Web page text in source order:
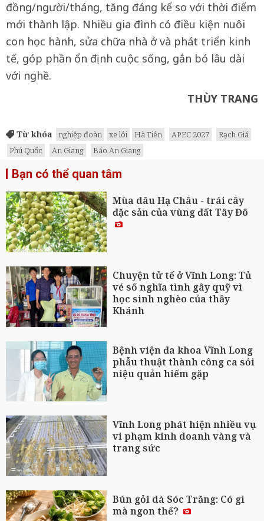
đồng/người/tháng, tăng đáng kể so với thời điểm
mới thành lập. Nhiều gia đình có điều kiện nuôi
con học hành, sửa chữa nhà ở và phát triển kinh
tế, góp phần ổn định cuộc sống, gắn bó lâu dài
với nghề.
THÙY TRANG
Từ khóa nghiệp đoàn xe lôi Hà Tiên APEC 2027
Rạch Giá
Phú Quốc
An Giang Báo An Giang
Bạn có thể quan tâm
Mùa dâu Hạ Châu - trái cây
đặc sản của vùng đất Tây Đô
Chuyện tử tế ở Vĩnh Long: Tủ
vé số nghĩa tình gây quỹ vì
học sinh nghèo của thầy
Khánh
Bệnh viện đa khoa Vĩnh Long
phẫu thuật thành công ca sỏi
niệu quản hiếm gặp
Vĩnh Long phát hiện nhiều vụ
vi phạm kinh doanh vàng và
trang sức
Bún gỏi dà Sóc Trăng: Có gì
mà ngon thế?